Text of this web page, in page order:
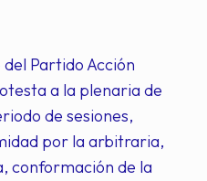
Partido Acción
a la plenaria de
de sesiones,
por la arbitraria,
conformación de la